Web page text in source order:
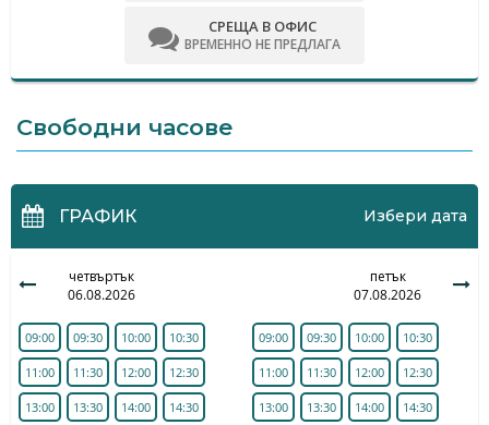
СРЕЩА В ОФИС
ВРЕМЕННО НЕ ПРЕДЛАГА
Свободни часове
ГРАФИК Избери дата
четвъртък
06.08.2026
09:00 09:30 10:00 10:30
11:00 11:30 12:00 12:30
13:00 13:30 14:00 14:30
петък
07.08.2026
09:00 09:30 10:00 10:30
11:00 11:30 12:00 12:30
13:00 13:30 14:00 14:30